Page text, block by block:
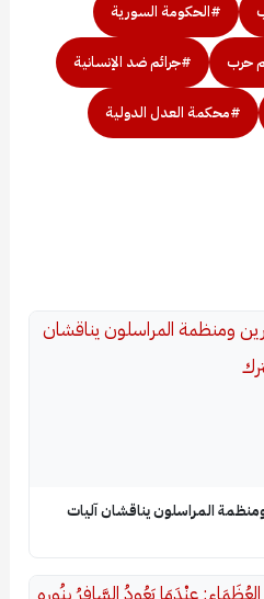
#الحكومة السورية
حرب #جرائم ضد الإنسانية
#محكمة العدل الدولية
المراسلون يناقشان آليات